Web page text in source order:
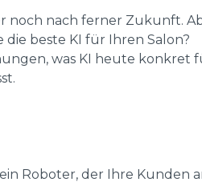
nach ferner Zukunft.
die beste KI für Ihren Salon?
was KI heute konkret
Roboter, der Ihre Kunden